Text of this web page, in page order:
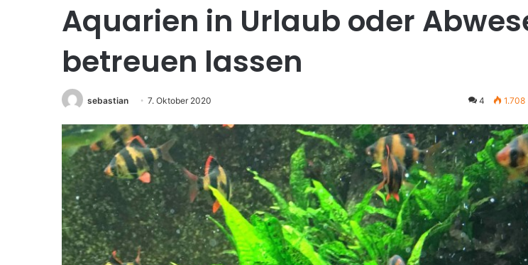
Aquarien in Urlaub oder
betreuen lassen
sebastian 7. Oktober 2020 4 1.708